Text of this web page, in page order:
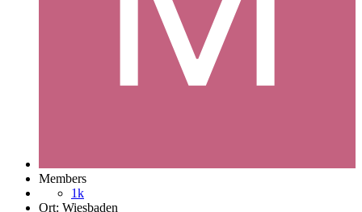
Members
1k
Ort: Wiesbaden